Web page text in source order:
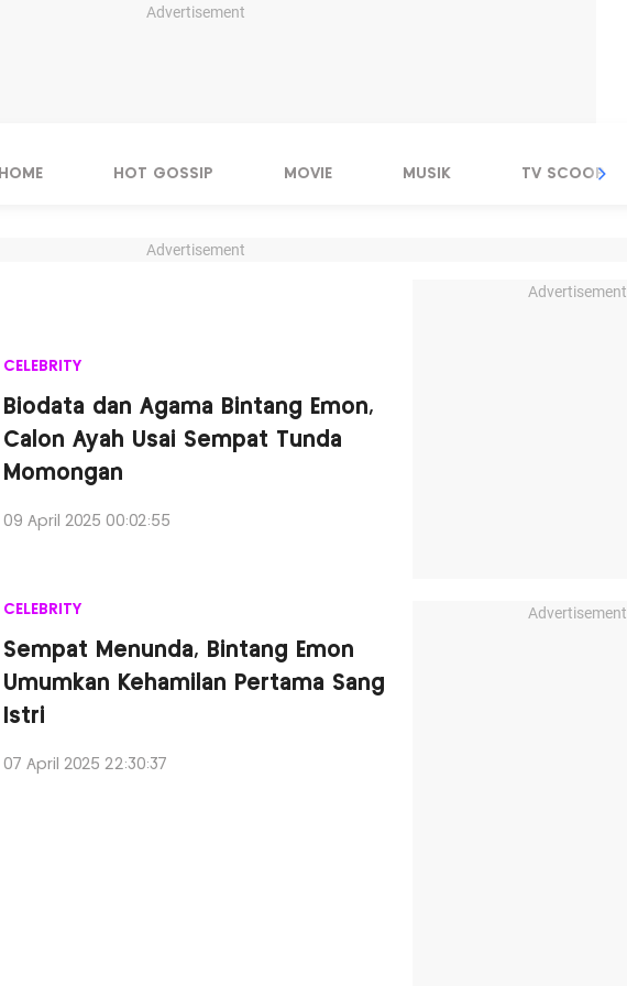
Advertisement
HOME HOT GOSSIP MOVIE MUSIK TV SCOOP
Advertisement
CELEBRITY
Biodata dan Agama Bintang Emon,
Calon Ayah Usai Sempat Tunda
Momongan
09 April 2025 00:02:55
CELEBRITY
Sempat Menunda, Bintang Emon
Umumkan Kehamilan Pertama Sang
Istri
07 April 2025 22:30:37
Advertisement
Advertisement